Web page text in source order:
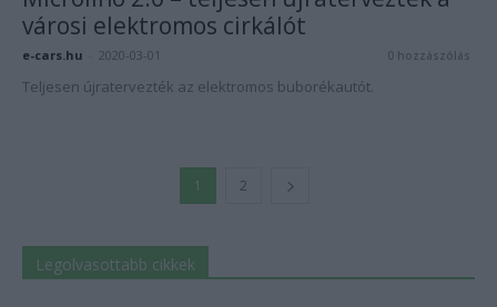
városi elektromos cirkálót
e-cars.hu 2020-03-01 0 hozzászólás
Teljesen újratervezték az elektromos buborékautót.
1 2
Legolvasottabb cikkek